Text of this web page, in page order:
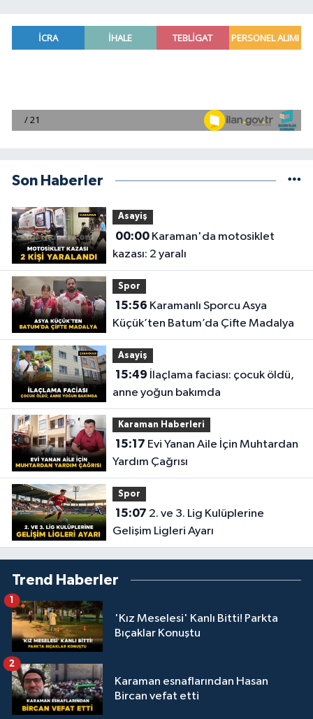
Son Haberler
Asayiş
00:00Karaman'da motosiklet
kazası: 2 yaralı
Spor
15:56
Küçük’ten Batum’da Çifte Madalya
Asayiş
15:49
anne yoğun bakımda
Karaman Haberleri
15:17
Yardım Çağrısı
Spor
15:07
Gelişim Ligleri Ayarı
Trend Haberler
'Kız Meselesi' Kanlı Bitti! Parkta
Bıçaklar Konuştu
1
Karaman esnaflarından Hasan
Bircan vefat etti
2